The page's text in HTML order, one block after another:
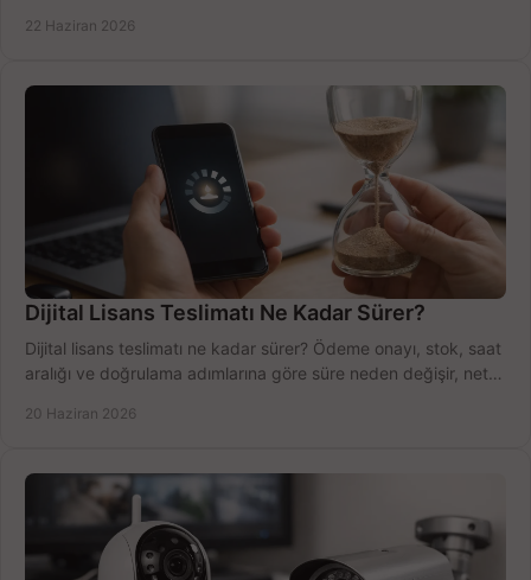
22 Haziran 2026
Dijital Lisans Teslimatı Ne Kadar Sürer?
Dijital lisans teslimatı ne kadar sürer? Ödeme onayı, stok, saat
aralığı ve doğrulama adımlarına göre süre neden değişir, net
20 Haziran 2026